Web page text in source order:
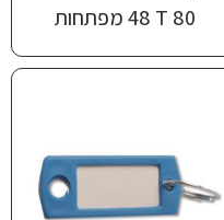
T 80‏ 48 מפתחות